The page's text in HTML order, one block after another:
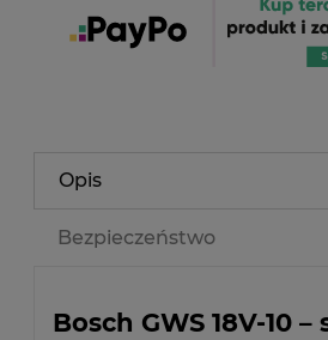
Opis
Bezpieczeństwo
Bosch GWS 18V-10